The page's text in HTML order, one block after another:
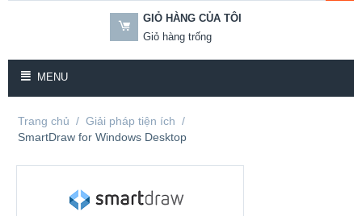
GIỎ HÀNG CỦA TÔI
Giỏ hàng trống
MENU
Trang chủ / Giải pháp tiện ích /
SmartDraw for Windows Desktop